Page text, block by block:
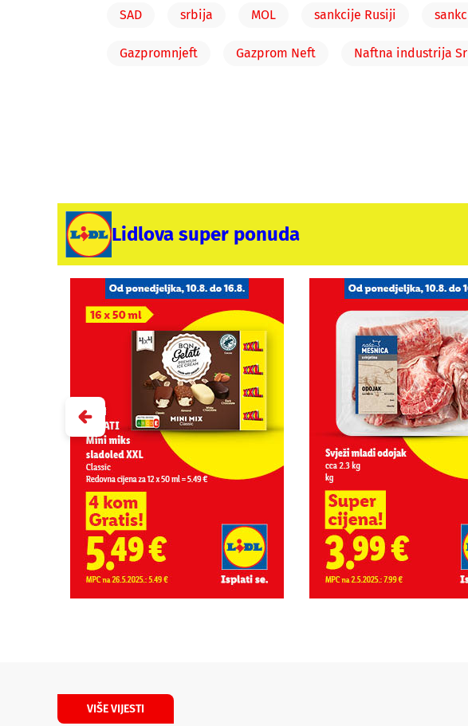
SAD srbija MOL sankcije Rusiji
Gazpromnjeft Gazprom Neft Naftna industrija
Lidlova super ponuda
VIŠE VIJESTI